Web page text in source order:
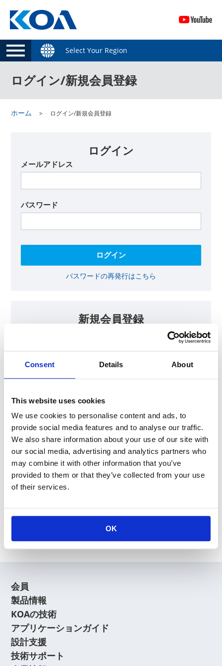
Consent Details About
This website uses cookies
We use cookies to personalise content and ads, to
provide social media features and to analyse our traffic.
We also share information about your use of our site with
our social media, advertising and analytics partners who
may combine it with other information that you’ve
provided to them or that they’ve collected from your use
of their services.
OK
Select Your Region
ログイン/新規会員登録
ホーム ログイン/新規会員登録
ログイン
メールアドレス
パスワード
パスワードの再発行はこちら
新規会員登録
KOAの会員ページでは、回路設計等に​お役立ていただける最新情報
をご提供しております。​会員登録いただいた方には、各種ご案内を
メールにてお届けいたします。
【会員限定コンテンツ】
抵抗器 温度分布シミュレータ
最新技術セミナー動画・資料
KOA Thermal Design Technology
会員登録に関するよくあるご質問はこちら
会員
製品情報
KOAの技術
アプリケーションガイド
設計支援
技術サポート